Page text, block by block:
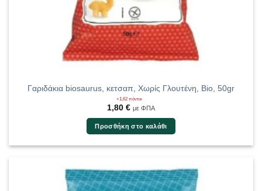
Γαριδάκια biosaurus, κετσαπ, Χωρίς Γλουτένη, Bio, 50gr
+1,62 πόντοι
1,80 € με ΦΠΑ
Προσθήκη στο καλάθι